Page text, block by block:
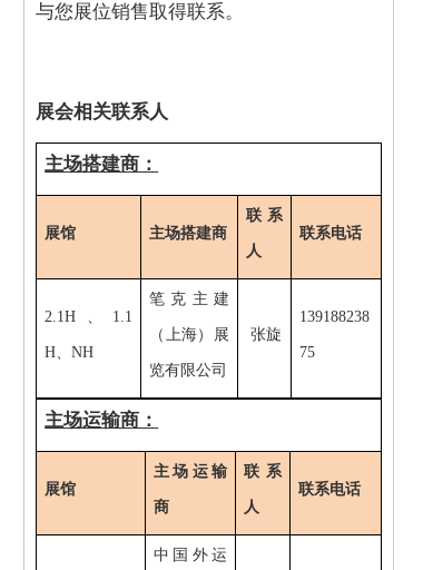
与您展位销售取得联系。
展会相关联系人
主场搭建商：
展馆 主场搭建商
联系
人
联系电话
2.1H、1.1
H、NH
笔克主建
（上海）展
览有限公司
张旋
139188238
75
主场运输商：
展馆
主场 运输
商
联系
人
联系电话
中国外运